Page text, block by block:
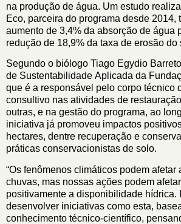
na produção de água. Um estudo
Eco, parceira do programa desde 2014,
aumento de 3,4% da absorção de água
redução de 18,9% da taxa de erosão do
Segundo o biólogo Tiago Egydio
de Sustentabilidade Aplicada da
que é a responsável pelo corpo técnico
consultivo nas atividades de
outras, e na gestão do programa, ao
iniciativa já promoveu impactos
hectares, dentre recuperação e
práticas conservacionistas de solo.
“Os fenômenos climáticos podem afetar
chuvas, mas nossas ações podem
positivamente a disponibilidade hídrica.
desenvolver iniciativas como esta,
conhecimento técnico-científico,